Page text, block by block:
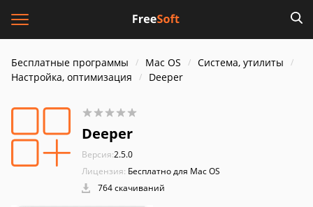
Бесплатные программы Mac OS
Система, утилиты
Настройка, оптимизация
Deeper
Deeper
Версия:2.5.0
Лицензия: Бесплатно для Mac OS
764 скачиваний